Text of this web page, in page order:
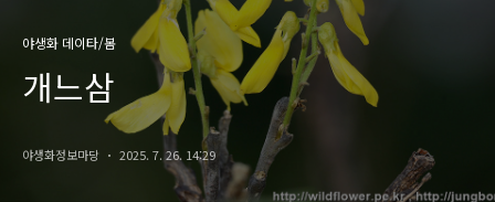
야생화 데이타/봄
개느삼
야생화정보마당 2025. 7. 26. 14:29